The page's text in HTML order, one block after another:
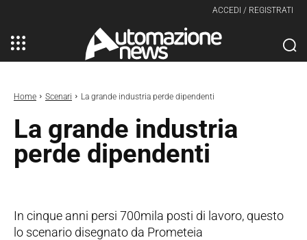
ACCEDI / REGISTRATI
Home Scenari La grande industria perde dipendenti
La grande industria
perde dipendenti
In cinque anni persi 700mila posti di lavoro, questo
lo scenario disegnato da Prometeia